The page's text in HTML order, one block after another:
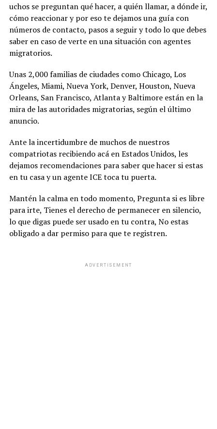
uchos se preguntan qué hacer, a quién llamar, a dónde ir,
cómo reaccionar y por eso te dejamos una guía con
números de contacto, pasos a seguir y todo lo que debes
saber en caso de verte en una situación con agentes
migratorios.
Unas 2,000 familias de ciudades como Chicago, Los
Ángeles, Miami, Nueva York, Denver, Houston, Nueva
Orleans, San Francisco, Atlanta y Baltimore están en la
mira de las autoridades migratorias, según el último
anuncio.
Ante la incertidumbre de muchos de nuestros
compatriotas recibiendo acá en Estados Unidos, les
dejamos recomendaciones para saber que hacer si estas
en tu casa y un agente ICE toca tu puerta.
Mantén la calma en todo momento, Pregunta si es libre
para irte, Tienes el derecho de permanecer en silencio,
lo que digas puede ser usado en tu contra, No estas
obligado a dar permiso para que te registren.
ADVERTISEMENT